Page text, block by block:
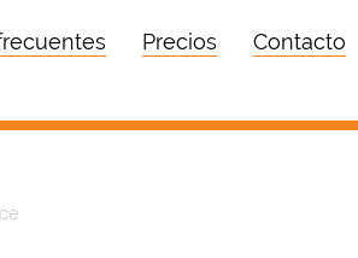
Precios Contacto